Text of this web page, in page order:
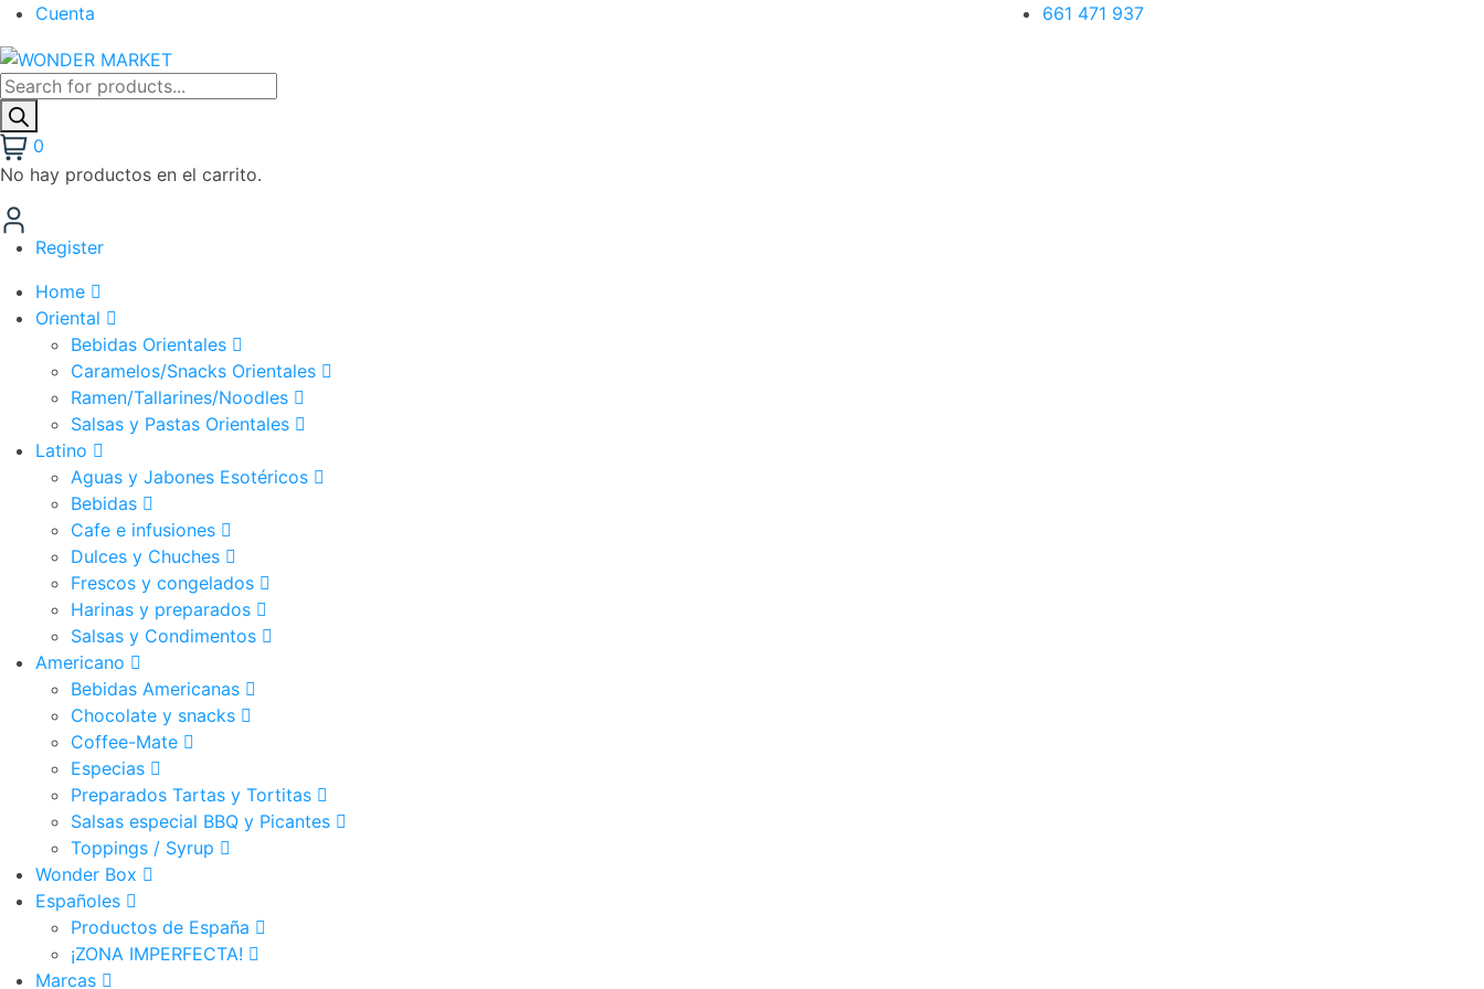
Cuenta 661 471 937
Búsqueda
de
productos
0
No hay productos en el carrito.
Register
Home
Oriental
Bebidas Orientales
Caramelos/Snacks Orientales
Ramen/Tallarines/Noodles
Salsas y Pastas Orientales
Latino
Aguas y Jabones Esotéricos
Bebidas
Cafe e infusiones
Dulces y Chuches
Frescos y congelados
Harinas y preparados
Salsas y Condimentos
Americano
Bebidas Americanas
Chocolate y snacks
Coffee-Mate
Especias
Preparados Tartas y Tortitas
Salsas especial BBQ y Picantes
Toppings / Syrup
Wonder Box
Españoles
Productos de España
¡ZONA IMPERFECTA!
Marcas